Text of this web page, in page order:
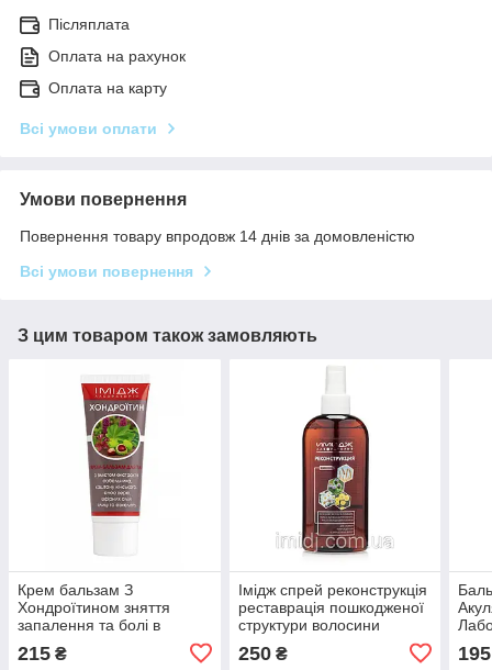
Післяплата
Оплата на рахунок
Оплата на карту
Всі умови оплати
Умови повернення
Повернення товару впродовж 14 днів за домовленістю
Всі умови повернення
З цим товаром також замовляють
Крем бальзам З
Хондроїтином зняття
запалення та болі в
суглобах, м'язах і хребті
Імідж Лабораторія
215 ₴
Імідж спрей реконструкція
реставрація пошкодженої
структури волосини
250₴ 195